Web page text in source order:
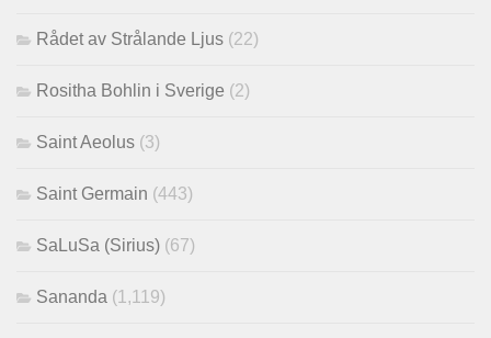
Rådet av Strålande Ljus (22)
Rositha Bohlin i Sverige (2)
Saint Aeolus (3)
Saint Germain (443)
SaLuSa (Sirius) (67)
Sananda (1,119)